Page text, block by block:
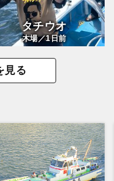
タチウオ
木場／1日前
見る